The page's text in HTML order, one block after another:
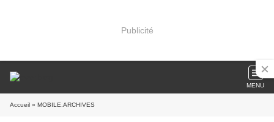
Publicité
MENU
Accueil » MOBILE.ARCHIVES